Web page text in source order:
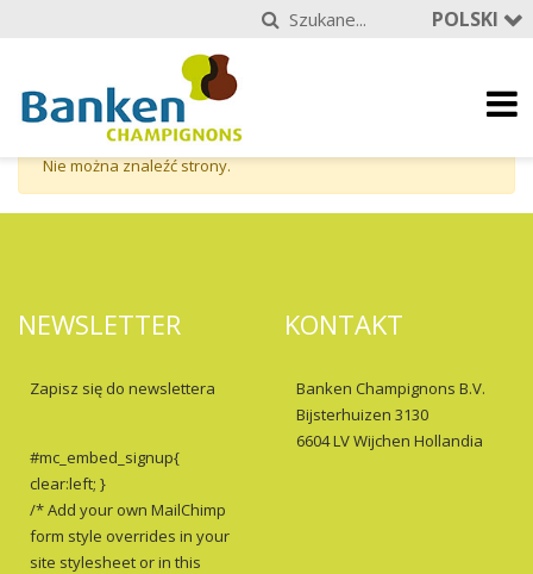
POLSKI
Nie można znaleźć strony.
NEWSLETTER
Zapisz się do newslettera
#mc_embed_signup{
clear:left; }
/* Add your own MailChimp
form style overrides in your
site stylesheet or in this
KONTAKT
Banken Champignons B.V.
Bijsterhuizen 3130
6604 LV Wijchen Hollandia